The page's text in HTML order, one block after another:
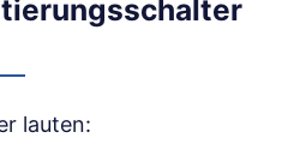
lauten: